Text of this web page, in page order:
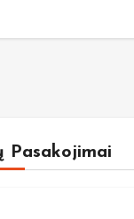
Pasakojimai